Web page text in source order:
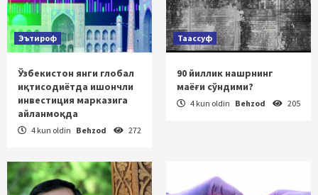
Эътироф
Ўзбекистон янги глобал
иқтисодиётда ишончли
инвестиция марказига
айланмоқда
4 kun oldin Behzod 272
Таассуф
90 йиллик нашрнинг
маёғи сўндими?
4 kun oldin Behzod 205